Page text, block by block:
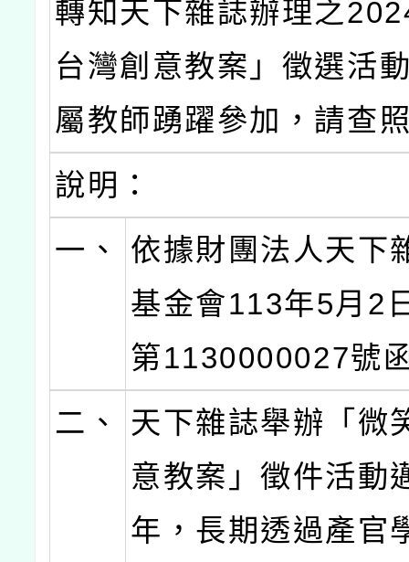
轉知天下雜誌辦理之
台灣創意教案」徵選活
屬教師踴躍參加，請查
說明：
一、
依據財團法人天下
基金會113年5月2
第1130000027號
二、
天下雜誌舉辦「微
意教案」徵件活動
年，長期透過產官